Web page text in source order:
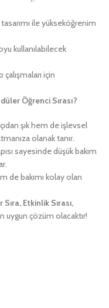
ile yükseköğrenim
kullanılabilecek
için
Öğrenci Sırası?
şık hem de işlevsel
olanak tanır.
sayesinde düşük bakım
de bakımı kolay olan
Etkinlik Sırası,
uygun çözüm olacaktır!